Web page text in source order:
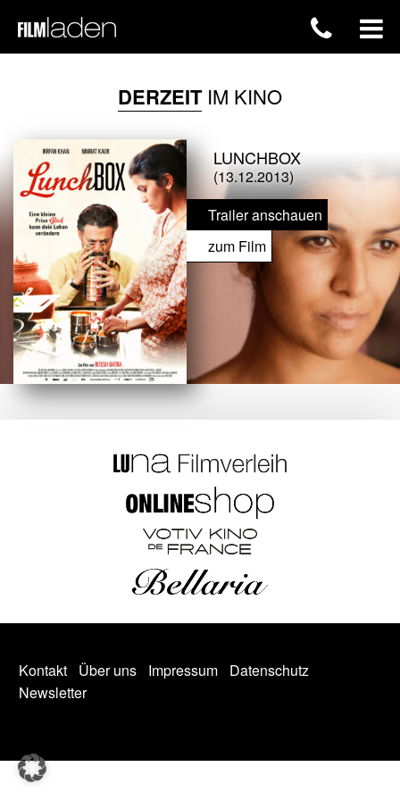
DERZEITIM KINO
LUNCHBOX
(13.12.2013)
Trailer anschauen
zum Film
Kontakt Über uns Impressum
Datenschutz
Newsletter